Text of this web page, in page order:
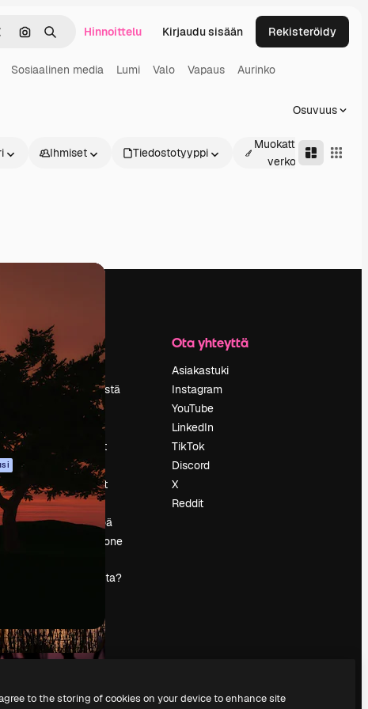
Hae kuvan perusteella
Haku Hinnoittelu Kirjaudu sisään Rekisteröidy
Sosiaalinen media Lumi Valo Vapaus Aurinko
Osuvuus
Ihmiset Tiedostotyyppi
Muokattavissa
verkossa
Yritys
Hinnoittelu
Tietoja meistä
Hakutrendit
Blogi
Tapahtumat
Slidesgo
Myy sisältöä
Lehdistöhuone
magnific.ai:ta?
Ota yhteyttä
Asiakastuki
Instagram
YouTube
LinkedIn
TikTok
Discord
X
Reddit
to the storing of cookies on your device to enhance site